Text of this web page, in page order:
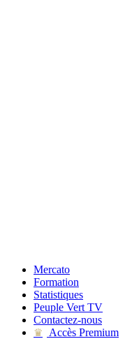
Mercato
Formation
Statistiques
Peuple Vert TV
Contactez-nous
♛
Accès Premium